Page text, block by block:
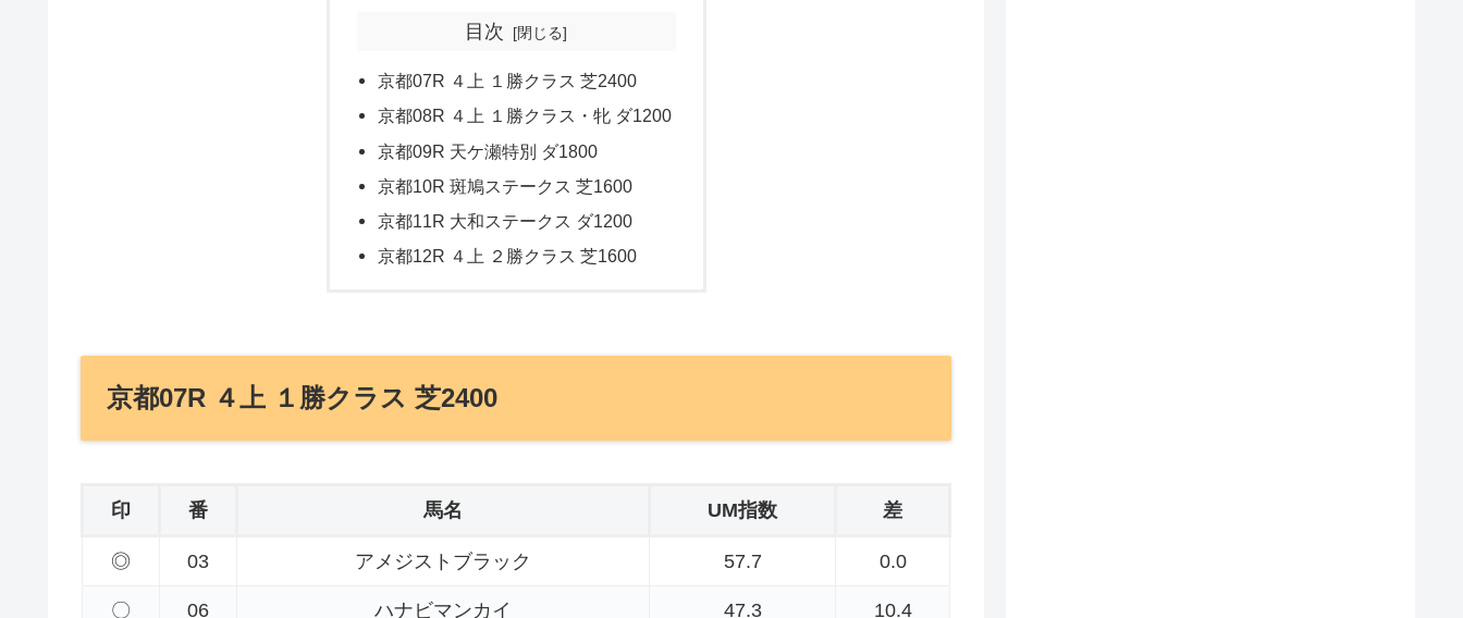
目次
京都07R ４上 １勝クラス 芝2400
京都08R ４上 １勝クラス・牝 ダ1200
京都09R 天ケ瀬特別 ダ1800
京都10R 斑鳩ステークス 芝1600
京都11R 大和ステークス ダ1200
京都12R ４上 ２勝クラス 芝1600
京都07R ４上 １勝クラス 芝2400
印 番 馬名 UM指数 差
◎ 03 アメジストブラック 57.7 0.0
〇 06 ハナビマンカイ 47.3 10.4